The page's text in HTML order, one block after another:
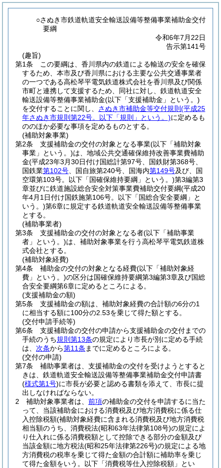
○さぬき市鉄道軌道安全輸送設備等整備事業補助金交付
要綱
令和6年7月22日
告示第141号
(趣旨)
第1条
この要綱は、香川県内の鉄道による輸送の安全を確保
するため、本市及び香川県における主要な公共交通事業者
の一つである高松琴平電気鉄道株式会社を香川県及び関係
市町と連携して支援するため、同社に対し、鉄道軌道安全
輸送設備等整備事業補助金(以下「支援補助金」という。)
を交付することに関し、 さぬき市補助金等交付規則 (平成25
年さぬき市規則第22号。以下「規則」という。)に定めるも
ののほか必要な事項を定めるものとする。
(補助対象事業)
第2条
支援補助金の交付の対象となる事業(以下「補助対象
事業」という。)は、地域公共交通確保維持改善事業費補助
金(平成23年3月30日付け国総計第97号、国鉄財第368号、
国鉄業第102号 、国自旅第240号、国海内第149号及び、国
空環第103号。以下「国確保維持要綱」という。)第3編第3
章並びに鉄道施設総合安全対策事業費補助交付要綱(平成20
年4月1日付け国鉄施第106号。以下「国総合安全要綱」と
いう。)第6章に規定する鉄道軌道安全輸送設備等整備事業
とする。
(補助事業者)
第3条
支援補助金の交付の対象となる者(以下「補助事業
者」という。)は、補助対象事業を行う高松琴平電気鉄道株
式会社とする。
(補助対象経費)
第4条
補助金の交付の対象となる経費(以下「補助対象経
費」という。)の区分は国確保維持要綱第3編第3章及び国総
合安全要綱第6章に定めるところによる。
(支援補助金の額)
第5条
支援補助金の額は、補助対象経費の合計額の6分の1
に相当する額に100分の2.53を乗じて得た額とする。
(交付申請手続等)
第6条
支援補助金の交付の申請から支援補助金の交付までの
手続のうち規則第13条の規定により市長が別に定める手続
は、 次条から第11条 までに定めるところによる。
(交付の申請)
第7条
補助事業者は、支援補助金の交付を受けようとすると
きは、鉄道軌道安全輸送設備等整備事業補助金交付申請書
(様式第1号)に市長が必要と認める書類を添えて、市長に提
出しなければならない。
2
補助対象事業者は、 前項の補助金の交付を申請するに当た
って、当該補助金における消費税及び地方消費税に係る仕
入控除税額(補助対象経費に含まれる消費税及び地方消費税
相当額のうち、消費税法(昭和63年法律第108号)の規定によ
り仕入れに係る消費税額として控除できる部分の金額及び
当該金額に地方税法(昭和25年法律第226号)の規定による地
方消費税の税率を乗じて得た金額の合計額に補助率を乗じ
て得た金額をいう。以下「消費税等仕入控除税額」とい